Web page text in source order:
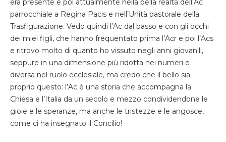
era presente e poi attualmente nella bella realtà dell’Ac
parrocchiale a Regina Pacis e nell’Unità pastorale della
Trasfigurazione. Vedo quindi l’Ac dal basso e con gli occhi
dei miei figli, che hanno frequentato prima l’Acr e poi l’Acs
e ritrovo molto di quanto ho vissuto negli anni giovanili,
seppure in una dimensione più ridotta nei numeri e
diversa nel ruolo ecclesiale, ma credo che il bello sia
proprio questo: l’Ac è una storia che accompagna la
Chiesa e l’Italia da un secolo e mezzo condividendone le
gioie e le speranze, ma anche le tristezze e le angosce,
come ci ha insegnato il Concilio!